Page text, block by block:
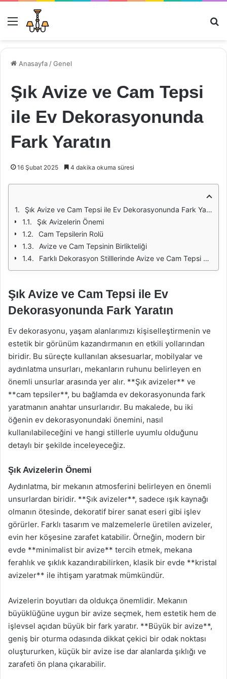
Menü
Anasayfa /Genel
Şık Avize ve Cam Tepsi
ile Ev Dekorasyonunda
Fark Yaratın
16 Şubat 2025 4 dakika okuma süresi
Şık Avize ve Cam Tepsi ile Ev Dekorasyonunda Fark Yaratın
Şık Avizelerin Önemi
Cam Tepsilerin Rolü
Avize ve Cam Tepsinin Birlikteliği
Farklı Dekorasyon Stilllerinde Avize ve Cam Tepsi Kullanımı
Şık Avize ve Cam Tepsi ile Ev
Dekorasyonunda Fark Yaratın
Ev dekorasyonu, yaşam alanlarımızı kişiselleştirmenin ve
estetik bir görünüm kazandırmanın en etkili yollarından
biridir. Bu süreçte kullanılan aksesuarlar, mobilyalar ve
aydınlatma unsurları, mekanların ruhunu belirleyen en
önemli unsurlar arasında yer alır. **Şık avizeler** ve
**cam tepsiler**, bu bağlamda ev dekorasyonunda fark
yaratmanın anahtar unsurlarıdır. Bu makalede, bu iki
öğenin ev dekorasyonundaki önemini, nasıl
kullanılabileceğini ve hangi stillerle uyumlu olduğunu
detaylı bir şekilde inceleyeceğiz.
Şık Avizelerin Önemi
Aydınlatma, bir mekanın atmosferini belirleyen en önemli
unsurlardan biridir. **Şık avizeler**, sadece ışık kaynağı
olmanın ötesinde, dekoratif birer sanat eseri gibi işlev
görürler. Farklı tasarım ve malzemelerle üretilen avizeler,
evin her köşesine zarafet katabilir. Örneğin, modern bir
evde **minimalist bir avize** tercih etmek, mekana
ferahlık ve şıklık kazandırabilirken, klasik bir evde **kristal
avizeler** ile ihtişam yaratmak mümkündür.
Avizelerin boyutları da oldukça önemlidir. Mekanın
büyüklüğüne uygun bir avize seçmek, hem estetik hem de
işlevsel açıdan büyük bir fark yaratır. **Büyük bir avize**,
geniş bir oturma odasında dikkat çekici bir odak noktası
oluştururken, küçük bir avize ise dar alanlarda şıklığı ve
zarafeti ön plana çıkarabilir.